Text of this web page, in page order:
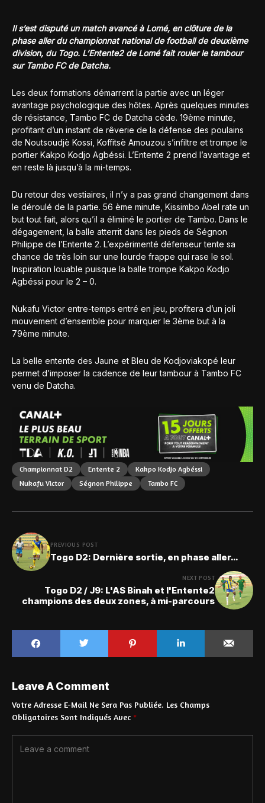
Il s’est disputé un match avancé à Lomé, en clôture de la
phase aller du championnat national de football de deuxième
division, du Togo. L’Entente2 de Lomé fait rouler le tambour
sur Tambo FC de Datcha.
Les deux formations démarrent la partie avec un léger
avantage psychologique des hôtes. Après quelques minutes
de résistance, Tambo FC de Datcha cède. 19ème minute,
profitant d’un instant de rêverie de la défense des poulains
de Noutsoudjè Kossi, Koffitsè Amouzou s’infiltre et trompe le
portier Kakpo Kodjo Agbéssi. L’Entente 2 prend l’avantage et
en reste là jusqu’à la mi-temps.
Du retour des vestiaires, il n’y a pas grand changement dans
le déroulé de la partie. 56 ème minute, Kissimbo Abel rate un
but tout fait, alors qu’il a éliminé le portier de Tambo. Dans le
dégagement, la balle atterrit dans les pieds de Ségnon
Philippe de l’Entente 2. L’expérimenté défenseur tente sa
chance de très loin sur une lourde frappe qui rase le sol.
Inspiration louable puisque la balle trompe Kakpo Kodjo
Agbéssi pour le 2 – 0.
Nukafu Victor entre-temps entré en jeu, profitera d’un joli
mouvement d’ensemble pour marquer le 3ème but à la
79ème minute.
La belle entente des Jaune et Bleu de Kodjoviakopé leur
permet d’imposer la cadence de leur tambour à Tambo FC
venu de Datcha.
Championnat D2 Entente 2
Kakpo Kodjo Agbéssi
Nukafu Victor
Ségnon Philippe Tambo FC
PREVIOUS POST
Togo D2: Dernière sortie, en phase aller…
NEXT POST
Togo D2 / J9: L'AS Binah et l'Entente2
champions des deux zones, à mi-parcours
Leave A Comment
Votre Adresse E-Mail Ne Sera Pas Publiée. Les Champs
Obligatoires Sont Indiqués Avec *